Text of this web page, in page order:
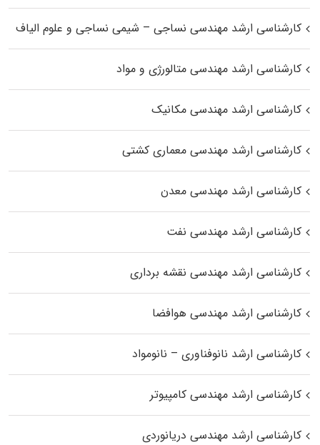
کارشناسی ارشد مهندسی نساجی – شیمی نساجی و علوم الیاف
کارشناسی ارشد مهندسی متالورژی و مواد
کارشناسی ارشد مهندسی مکانیک
کارشناسی ارشد مهندسی معماری کشتی
کارشناسی ارشد مهندسی معدن
کارشناسی ارشد مهندسی نفت
کارشناسی ارشد مهندسی نقشه برداری
کارشناسی ارشد مهندسی هوافضا
کارشناسی ارشد نانوفناوری – نانومواد
کارشناسی ارشد مهندسی کامپیوتر
کارشناسی ارشد مهندسی دریانوردی